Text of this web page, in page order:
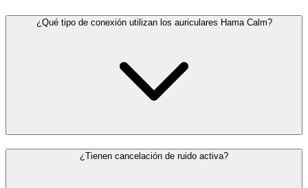
¿Qué tipo de conexión utilizan los auriculares Hama Calm?
¿Tienen cancelación de ruido activa?